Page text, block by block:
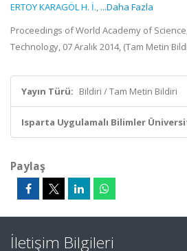
ERTOY KARAGÖL H. İ., ...Daha Fazla
Proceedings of World Academy of
Technology, 07 Aralık 2014, (Tam Metin
Yayın Türü: Bildiri / Tam Metin Bildiri
Isparta Uygulamalı Bilimler
Paylaş
İletişim Bilgileri